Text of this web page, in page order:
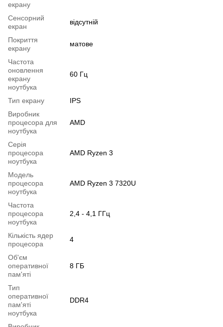
екрану
Сенсорний
екран
відсутній
Покриття
екрану
матове
Частота
оновлення
екрану
ноутбука
60 Гц
Тип екрану
IPS
Виробник
процесора для
ноутбука
AMD
Серія
процесора
ноутбука
AMD Ryzen 3
Модель
процесора
ноутбука
AMD Ryzen 3 7320U
Частота
процесора
ноутбука
2,4 - 4,1 ГГц
Кількість ядер
процесора
4
Об'єм
оперативної
пам'яті
8 ГБ
Тип
оперативної
пам'яті
ноутбука
DDR4